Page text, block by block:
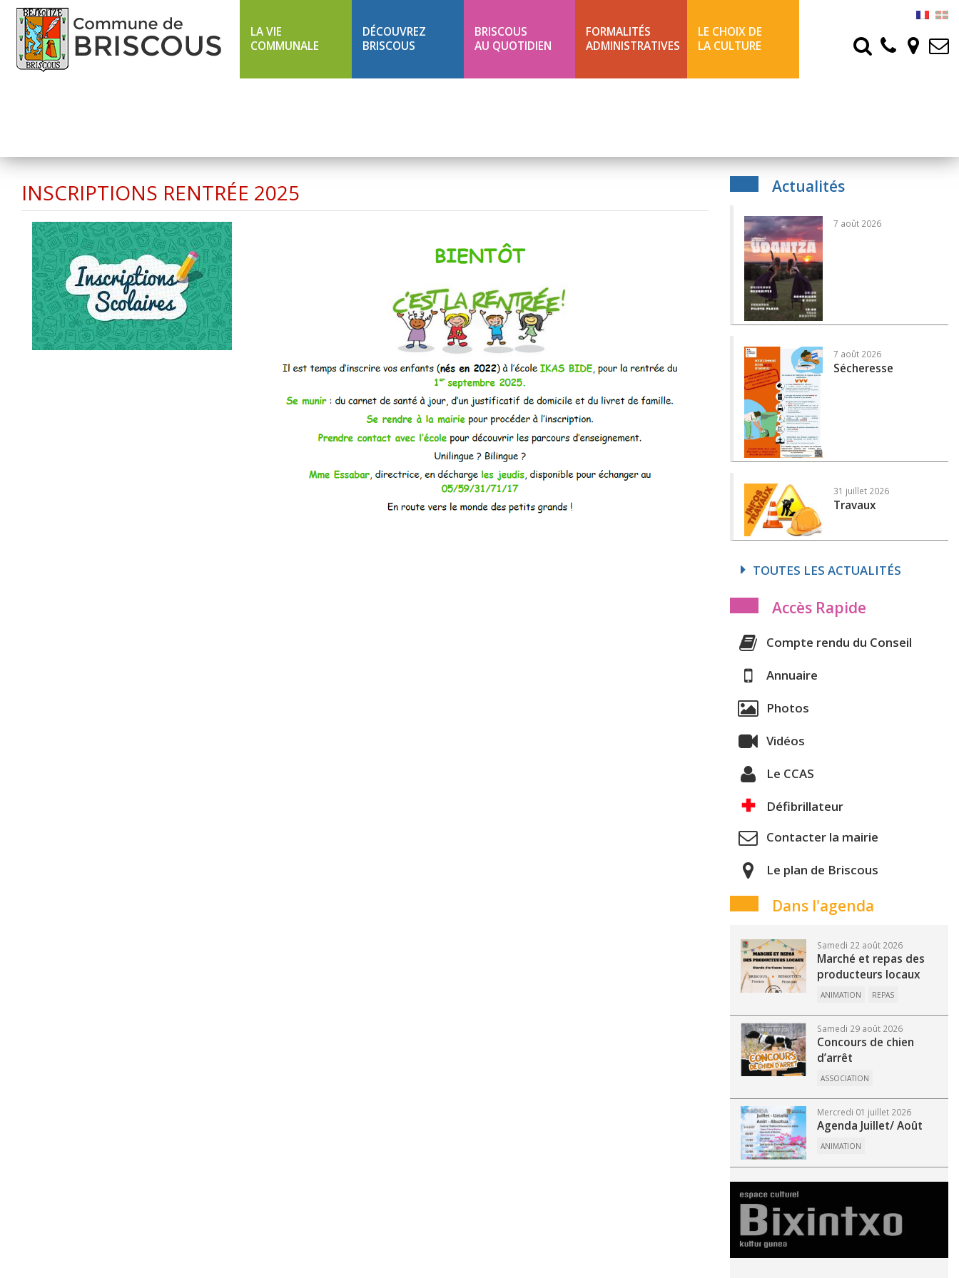
LA VIE
COMMUNALE
DÉCOUVREZ
BRISCOUS
BRISCOUS
AU QUOTIDIEN
FORMALITÉS
ADMINISTRATIVES
LE CHOIX DE
LA CULTURE
INSCRIPTIONS RENTRÉE 2025 Actualités
7 août 2026
7 août 2026
Sécheresse
31 juillet 2026
Travaux
TOUTES LES ACTUALITÉS
Accès Rapide
Compte rendu du Conseil
Annuaire
Photos
Vidéos
Le CCAS
Défibrillateur
Contacter la mairie
Le plan de Briscous
Dans l'agenda
Samedi 22 août 2026
Marché et repas des
producteurs locaux
ANIMATION REPAS
Samedi 29 août 2026
Concours de chien
d’arrêt
ASSOCIATION
Mercredi 01 juillet 2026
Agenda Juillet/ Août
ANIMATION